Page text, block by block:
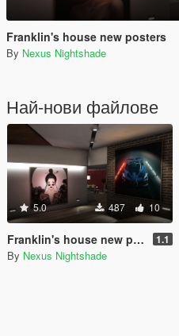
Franklin's house new posters
By Nexus Nightshade
Най-нови файлове
5.0 487 10
Franklin's house new posters 1.1
By Nexus Nightshade